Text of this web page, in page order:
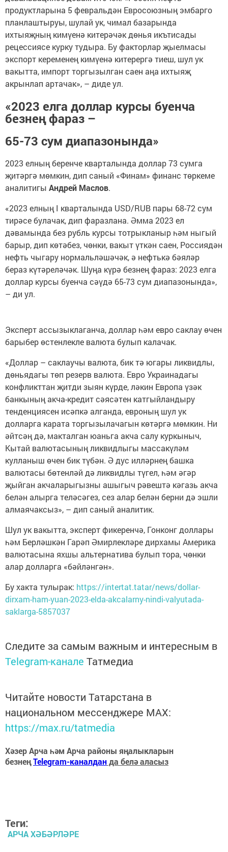
продуктларына 5 февральдән Евросоюзның эмбарго
планлаштыруы, шулай ук, чимал базарында
ихтыяҗның кимүенә китерәчәк дөнья икътисады
рецессиясе курку тудыра. Бу факторлар җыелмасы
экспорт кеременең кимүенә китерергә тиеш, шул ук
вакытта, импорт торгызылган саен аңа ихтыяҗ
акрынлап артачак», – диде ул.
«2023 елга доллар курсы буенча
безнең фараз –
65-73 сум диапазонында»
2023 елның беренче кварталында доллар 73 сумга
җитәргә мөмкин, дип саный «Финам» финанс төркеме
аналитигы Андрей Маслов.
«2023 елның I кварталында USD/RUB пары 68-72 сум
тирәсе булачак, дип фаразлана. Әмма 2023 ел
дәвамында без рубль курсы тотрыкланыр һәм ныгый
барыр, дип көтәбез, чөнки, вакыт үткән саен, Россиядән
нефть чыгару нормальләшәчәк, ә нефтькә бәяләр
бераз күтәреләчәк. Шуңа күрә безнең фараз: 2023 елга
доллар курсы буенча сәүдә 65-73 сум диапазонында»,
– ди ул.
Эксперт ассызыклаганча, доллар һәм евро саклау өчен
барыбер өстенлекле валюта булып калачак.
«Доллар – саклаучы валюта, бик тә югары ликвидлы,
дөньядагы төп резерв валюта. Евро Украинадагы
конфликттан җитди зыян күрде, ләкин Европа үзәк
банкының акча-кредит сәясәтен катгыйландыру
тенденциясен исәпкә алганда, евроның шул ук
долларга карата торгызылачагын көтәргә мөмкин. Ни
әйтсәң дә, макталган юаньга акча салу куркыныч,
Кытай валютасының ликвидлыгы массакүләм
кулланыш өчен бик түбән. Ә дус илләрнең башка
валютасы бөтенләй дә ликвидлы түгел, һәм әгәр
җыйган акчаларыгызны ашыгыч рәвештә кәгазь акча
белән алырга теләсәгез, сез алар белән берни дә эшли
алмаячаксыз», – дип саный аналитик.
Шул ук вакытта, эксперт фикеренчә, Гонконг доллары
һәм Берләшкән Гарәп Әмирлекләре дирхамы Америка
валютасына яхшы альтернатива булып тора, чөнки
алар долларга «бәйләнгән».
Бу хакта тулырак: https://intertat.tatar/news/dollar-
dirxam-ham-yuan-2023-elda-akcalarny-nindi-valyutada-
saklarga-5857037
Следите за самым важным и интересным в
Telegram-канале Татмедиа
Читайте новости Татарстана в
национальном мессенджере MАХ:
https://max.ru/tatmedia
Хәзер Арча һәм Арча районы яңалыкларын
безнеңTelegram-каналданда белә аласыз
Теги:
АРЧА ХӘБӘРЛӘРЕ